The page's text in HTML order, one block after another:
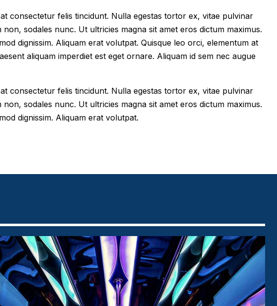
consectetur felis tincidunt. Nulla egestas tortor ex, vitae pulvinar
sodales nunc. Ut ultricies magna sit amet eros dictum maximus.
dignissim. Aliquam erat volutpat. Quisque leo orci, elementum at
aliquam imperdiet est eget ornare. Aliquam id sem nec augue
consectetur felis tincidunt. Nulla egestas tortor ex, vitae pulvinar
sodales nunc. Ut ultricies magna sit amet eros dictum maximus.
dignissim. Aliquam erat volutpat.